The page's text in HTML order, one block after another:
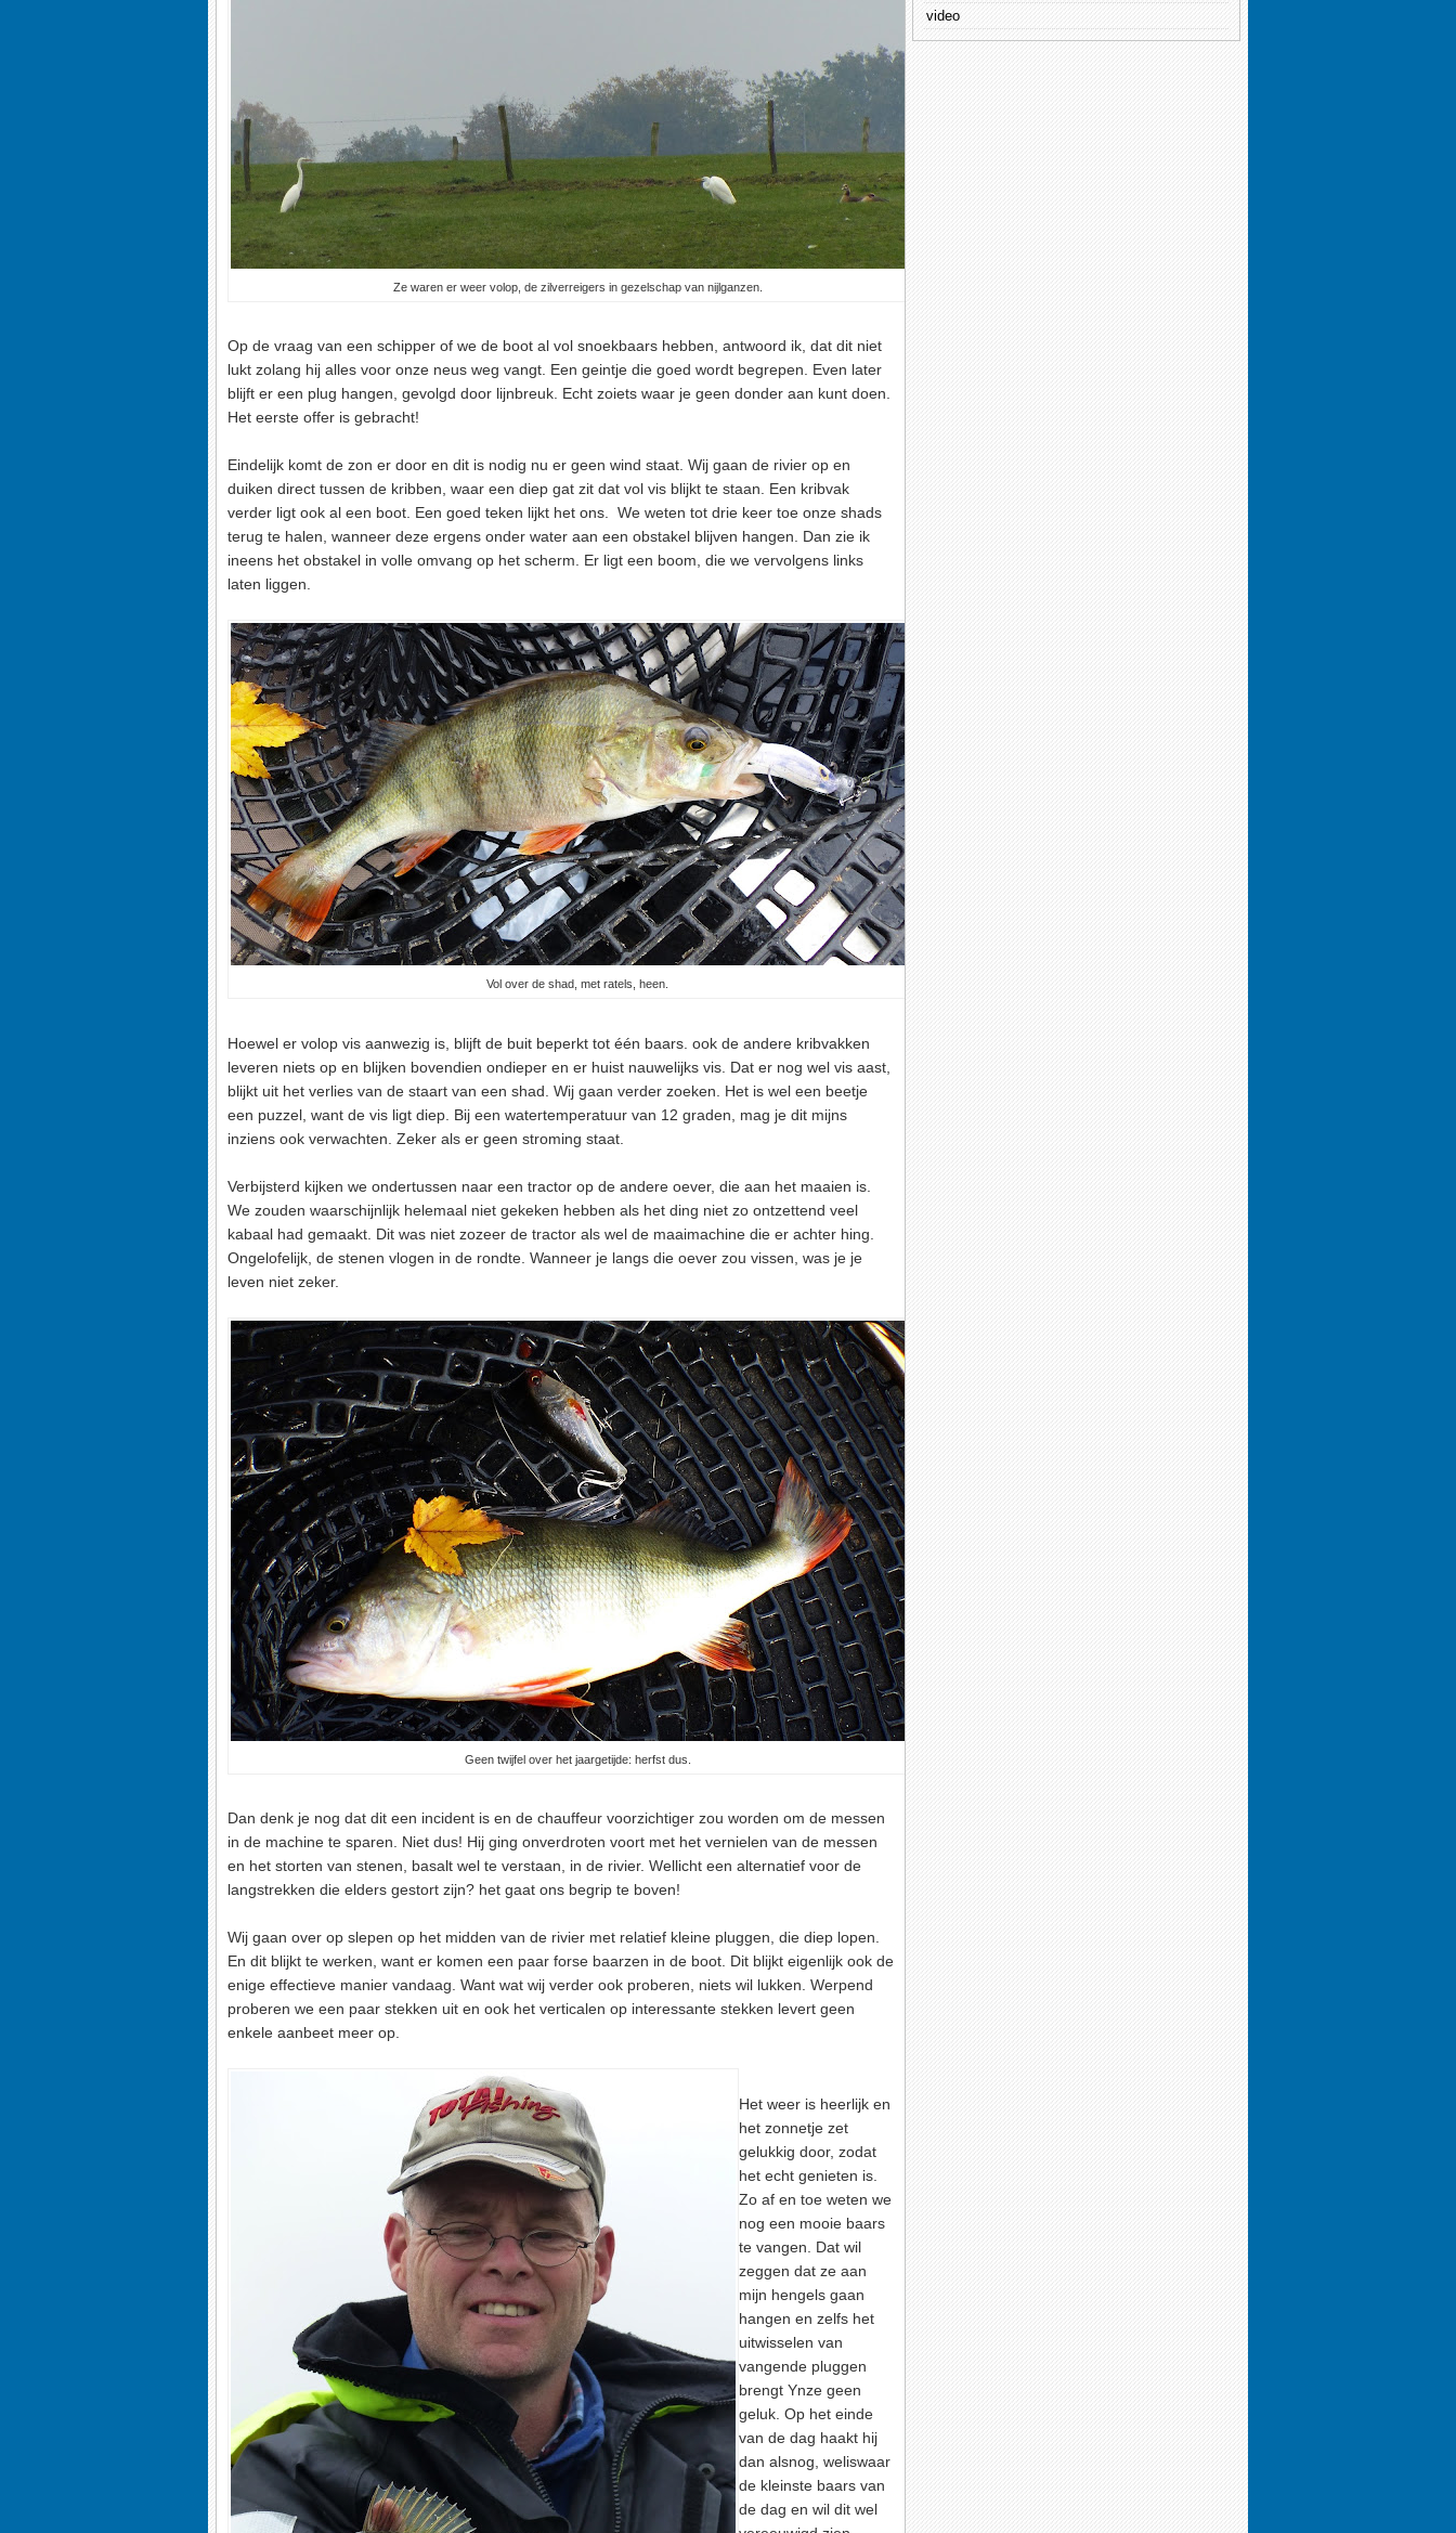
Ze waren er weer volop, de zilverreigers in gezelschap van nijlganzen.
Op de vraag van een schipper of we de boot al vol snoekbaars hebben, antwoord ik, dat dit niet
lukt zolang hij alles voor onze neus weg vangt. Een geintje die goed wordt begrepen. Even later
blijft er een plug hangen, gevolgd door lijnbreuk. Echt zoiets waar je geen donder aan kunt doen.
Het eerste offer is gebracht!
Eindelijk komt de zon er door en dit is nodig nu er geen wind staat. Wij gaan de rivier op en
duiken direct tussen de kribben, waar een diep gat zit dat vol vis blijkt te staan. Een kribvak
verder ligt ook al een boot. Een goed teken lijkt het ons. We weten tot drie keer toe onze shads
terug te halen, wanneer deze ergens onder water aan een obstakel blijven hangen. Dan zie ik
ineens het obstakel in volle omvang op het scherm. Er ligt een boom, die we vervolgens links
laten liggen.
Vol over de shad, met ratels, heen.
Hoewel er volop vis aanwezig is, blijft de buit beperkt tot één baars. ook de andere kribvakken
leveren niets op en blijken bovendien ondieper en er huist nauwelijks vis. Dat er nog wel vis aast,
blijkt uit het verlies van de staart van een shad. Wij gaan verder zoeken. Het is wel een beetje
een puzzel, want de vis ligt diep. Bij een watertemperatuur van 12 graden, mag je dit mijns
inziens ook verwachten. Zeker als er geen stroming staat.
Verbijsterd kijken we ondertussen naar een tractor op de andere oever, die aan het maaien is.
We zouden waarschijnlijk helemaal niet gekeken hebben als het ding niet zo ontzettend veel
kabaal had gemaakt. Dit was niet zozeer de tractor als wel de maaimachine die er achter hing.
Ongelofelijk, de stenen vlogen in de rondte. Wanneer je langs die oever zou vissen, was je je
leven niet zeker.
Geen twijfel over het jaargetijde: herfst dus.
Dan denk je nog dat dit een incident is en de chauffeur voorzichtiger zou worden om de messen
in de machine te sparen. Niet dus! Hij ging onverdroten voort met het vernielen van de messen
en het storten van stenen, basalt wel te verstaan, in de rivier. Wellicht een alternatief voor de
langstrekken die elders gestort zijn? het gaat ons begrip te boven!
Wij gaan over op slepen op het midden van de rivier met relatief kleine pluggen, die diep lopen.
En dit blijkt te werken, want er komen een paar forse baarzen in de boot. Dit blijkt eigenlijk ook de
enige effectieve manier vandaag. Want wat wij verder ook proberen, niets wil lukken. Werpend
proberen we een paar stekken uit en ook het verticalen op interessante stekken levert geen
enkele aanbeet meer op.
Het weer is heerlijk en
het zonnetje zet
gelukkig door, zodat
het echt genieten is.
Zo af en toe weten we
nog een mooie baars
te vangen. Dat wil
zeggen dat ze aan
mijn hengels gaan
hangen en zelfs het
uitwisselen van
vangende pluggen
brengt Ynze geen
geluk. Op het einde
van de dag haakt hij
dan alsnog, weliswaar
de kleinste baars van
de dag en wil dit wel
video